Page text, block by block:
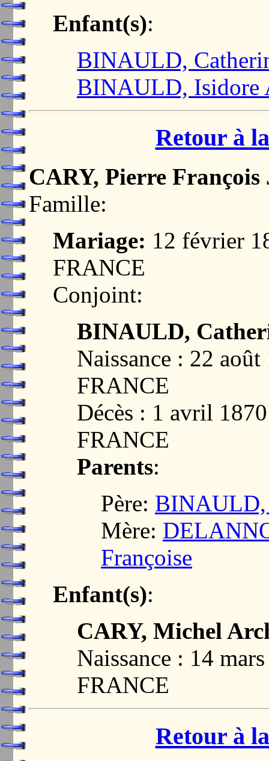
Enfant(s):
BINAULD,
BINAULD, Isidore
Retour à
CARY, Pierre François
Famille:
Mariage: 12 février
FRANCE
Conjoint:
BINAULD,
Naissance : 22
FRANCE
Décès : 1 avril
FRANCE
Parents:
Père: BINAULD,
Mère:
Françoise
Enfant(s):
CARY, Michel
Naissance : 14
FRANCE
Retour à